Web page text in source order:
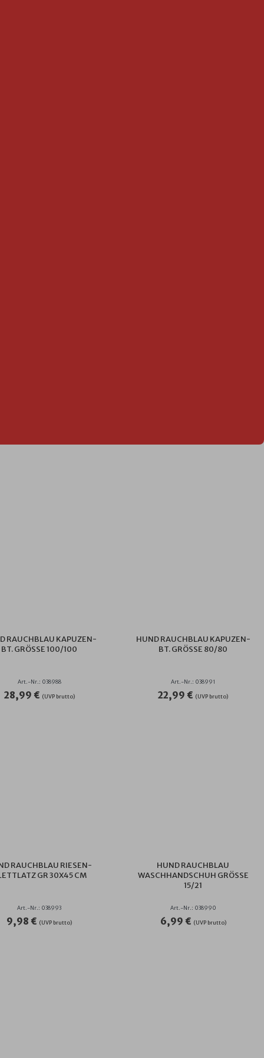
RAUCHBLAU KAPUZEN-
BT. GRÖSSE 100/100
Art.-Nr.: 038988
28,99 € (UVP brutto)
HUND RAUCHBLAU KAPUZEN-
BT. GRÖSSE 80/80
Art.-Nr.: 038991
22,99 € (UVP brutto)
RAUCHBLAU RIESEN-
GR 30X45 CM
Art.-Nr.: 038993
9,98 € (UVP brutto)
HUND RAUCHBLAU
WASCHHANDSCHUH GRÖSSE 1
5/21
Art.-Nr.: 038990
6,99 € (UVP brutto)